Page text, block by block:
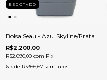
ESGOTADO
Bolsa Seau - Azul Skyline/Prata
R$2.200,00
R$2.090,00 com Pix
6 x de R$366,67 sem juros